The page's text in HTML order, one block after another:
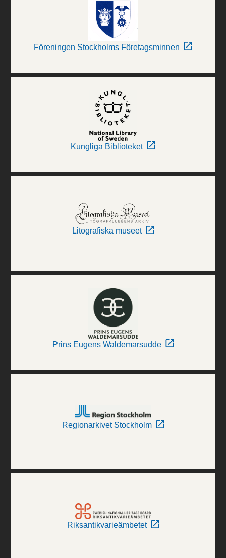
Föreningen Stockholms Företagsminnen
Kungliga Biblioteket
Litografiska museet
Prins Eugens Waldemarsudde
Regionarkivet Stockholm
Riksantikvarieämbetet